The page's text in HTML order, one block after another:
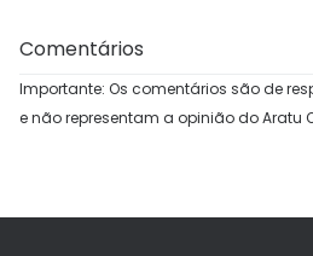
Comentários
Importante: Os comentários são de
e não representam a opinião do Aratu